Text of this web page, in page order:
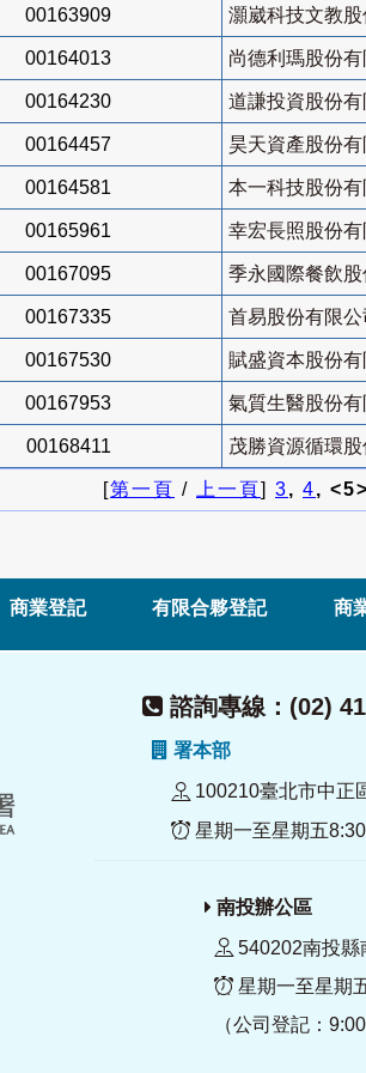
00163909 灝崴科技文教股
00164013 尚德利瑪股份有
00164230 道謙投資股份有
00164457 昊天資產股份有
00164581 本一科技股份有
00165961 幸宏長照股份有
00167095 季永國際餐飲股
00167335 首易股份有限公
00167530 賦盛資本股份有
00167953 氣質生醫股份有
00168411 茂勝資源循環股
[第一頁 / 上一頁] 3, 4,
商業登記 有限合夥登記 商
諮詢專線：(02)
署本部
100210臺北市中正
星期一至星期五8:30
南投辦公區
540202南投縣
星期一至星期
（公司登記：